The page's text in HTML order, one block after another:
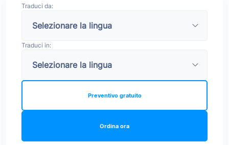
Traduci da:
Traduci in:
Ordina ora
Preventivo gratuito